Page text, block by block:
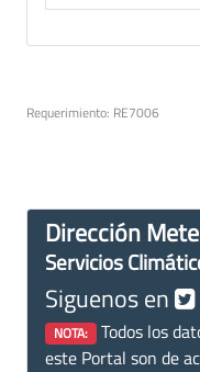
Requerimiento: RE7006
Dirección
Servicios
Siguenos en
NOTA: Todos los
este Portal son de